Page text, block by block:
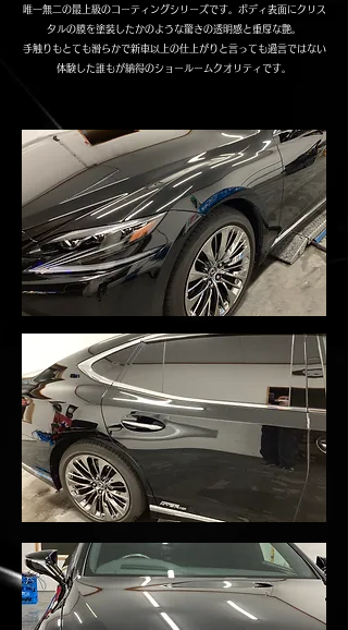
唯一無二の最上級のコーティングシリーズです。ボディ表面にクリス
タルの膜を塗装したかのような驚きの透明感と重厚な艶。
手触りもとても滑らかで新車以上の仕上がりと言っても過言ではない
体験した誰もが納得のショールームクオリティです。